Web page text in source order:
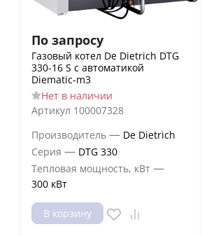
По запросу
Газовый котел De Dietrich DTG
330-16 S с автоматикой
Diematic-m3
Нет в наличии
Артикул 100007328
Производитель — De Dietrich
Серия — DTG 330
Тепловая мощность, кВт —
300 кВт
В корзину